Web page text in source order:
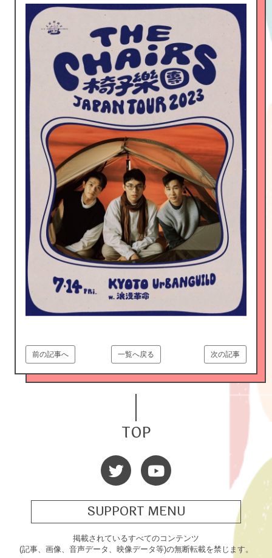
次の記事
一覧へ戻る
前の記事へ
TOP
SUPPORT MENU
掲載されているすべてのコンテンツ
(記事、画像、音声データ、映像データ等)の無断転載を禁じます。